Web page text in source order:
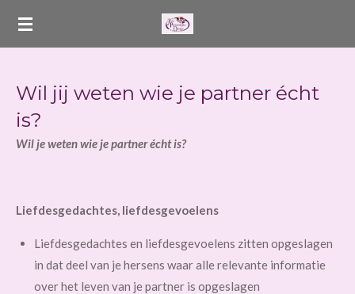
Ga
hoofdinhoud
Wil jij weten wie je partner écht
is?
Wil je weten wie je partner écht is?
Liefdesgedachtes, liefdesgevoelens
Liefdesgedachtes en liefdesgevoelens zitten opgeslagen
in dat deel van je hersens waar alle relevante informatie
over het leven van je partner is opgeslagen